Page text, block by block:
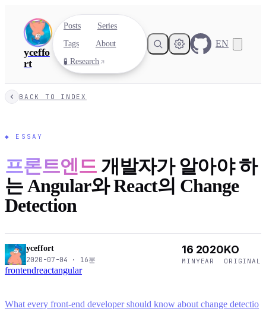
yceffo
rt
Posts
Series
Tags
About
🧪 Research
EN
BACK TO INDEX
◆ ESSAY
프론트엔드 개발자가 알아야 하
는 Angular와 React의 Change
Detection
yceffort
2020-07-04 · 16분
16
MIN
2020
YEAR
KO
ORIGINAL
frontendreactangular
What every front-end developer should know about change detectio